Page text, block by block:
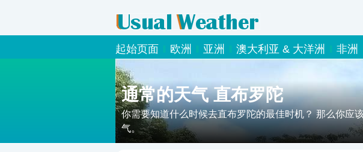
起始页面 欧洲 亚洲 澳大利亚 & 大洋洲 非洲
通常的天气 直布罗陀
你需要知道什么时候去直布罗陀的最佳时机？ 那么你应
气。